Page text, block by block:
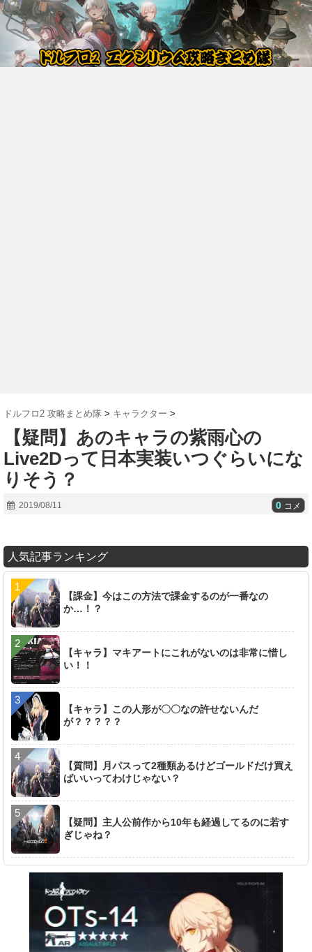
ドルフロ2 攻略まとめ隊 > キャラクター >
【疑問】あのキャラの紫雨心の
Live2Dって日本実装いつぐらいにな
りそう？
2019/08/11 0 コメ
人気記事ランキング
【課金】今はこの方法で課金するのが一番なの
か…！？
【キャラ】マキアートにこれがないのは非常に惜し
い！！
【キャラ】この人形が〇〇なの許せないんだ
が？？？？？
【質問】月パスって2種類あるけどゴールドだけ買え
ばいいってわけじゃない？
【疑問】主人公前作から10年も経過してるのに若す
ぎじゃね？